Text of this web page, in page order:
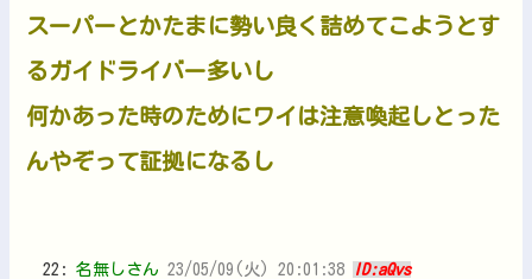
スーパーとかたまに勢い良く詰めてこようとす
るガイドライバー多いし
何かあった時のためにワイは注意喚起しとった
んやぞって証拠になるし
22: 名無しさん 23/05/09(火) 20:01:38 ID:aQvs